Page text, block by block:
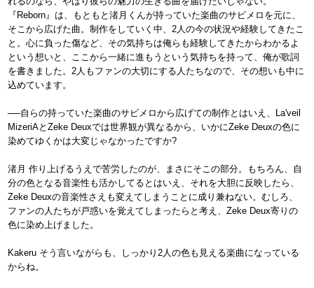
『Reborn』は、もともと渚月くんが持っていた楽曲のサビメロを元に、
そこから広げた曲。制作をしていく中、2人の今の状況や経験してきたこ
と。心に負った傷など、その気持ちは俺らも経験してきたからわかるよ
という想いと、ここから一緒に進もうという気持ちを持って、俺が歌詞
を書きました。2人もファンの大切にする人たちなので、その想いも中に
込めています。
──自らの持っていた楽曲のサビメロから広げての制作とはいえ、La'veil
MizeriAとZeke Deuxでは世界観が異なるから、いかにZeke Deuxの色に
染めてゆくかは大変じゃなかったですか?
渚月 作り上げるうえで苦労したのが、まさにそこの部分。もちろん、自
分の色となる音楽性も活かしてるとはいえ、それを大胆に反映したら、
Zeke Deuxの音楽性さえも変えてしまうことに成り兼ねない。むしろ、
ファンの人たちが戸惑いを覚えてしまったらと考え、Zeke Deux寄りの
色に染め上げました。
Kakeru そう言いながらも、しっかり2人の色も見える楽曲になっている
からね。